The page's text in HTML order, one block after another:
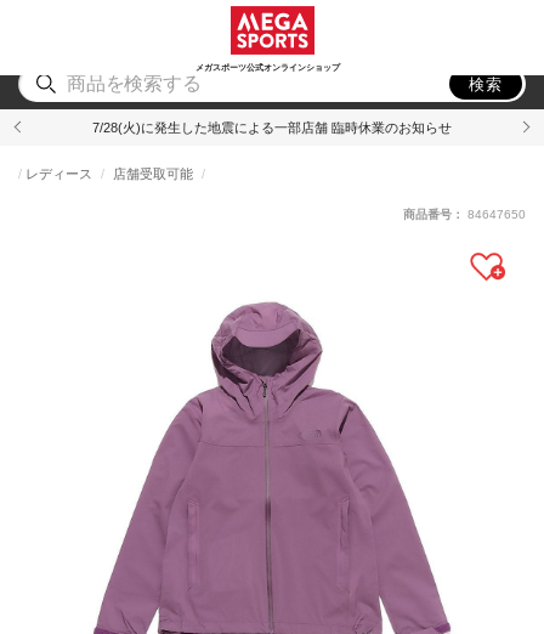
メガスポーツ公式オンラインショップ
アウトドア
検索
7/28(火)に発生した地震による一部店舗 臨時休業のお知らせ
レディース 店舗受取可能
商品番号： 84647650